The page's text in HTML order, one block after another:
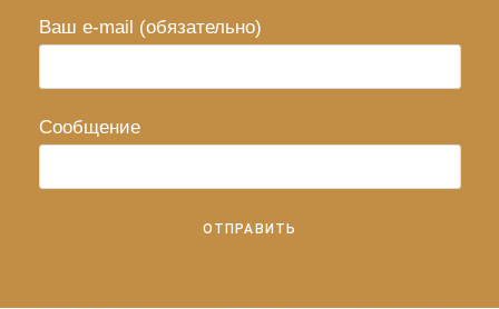
Ваш e-mail (обязательно)
Сообщение